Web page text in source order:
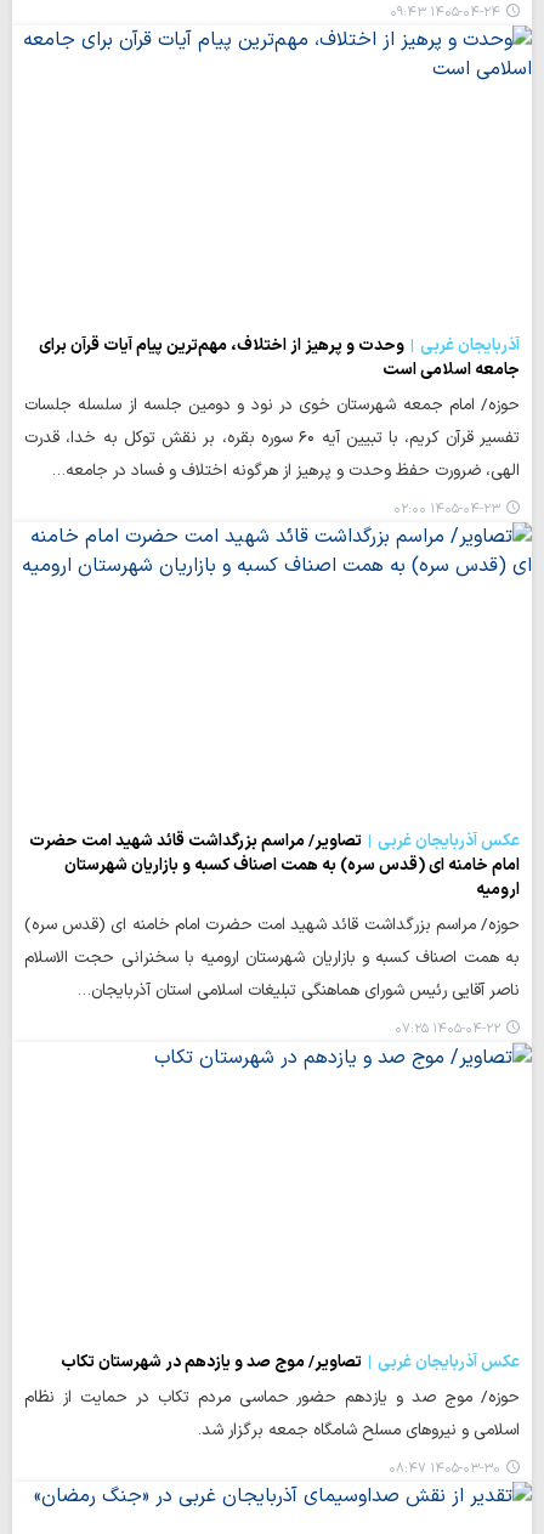
۱۴۰۵-۰۴-۲۴ ۰۹:۴۳
آذربایجان غربی
وحدت و پرهیز از اختلاف، مهم‌ترین پیام آیات قرآن برای
جامعه اسلامی است
حوزه/ امام جمعه شهرستان خوی در نود و دومین جلسه از سلسله جلسات
تفسیر قرآن کریم، با تبیین آیه ۶۰ سوره بقره، بر نقش توکل به خدا، قدرت
الهی، ضرورت حفظ وحدت و پرهیز از هرگونه اختلاف و فساد در جامعه…
۱۴۰۵-۰۴-۲۳ ۰۲:۰۰
عکس آذربایجان غربی
تصاویر/ مراسم بزرگداشت قائد شهید امت حضرت
امام خامنه ای (قدس سره) به همت اصناف کسبه و بازاریان شهرستان
ارومیه
حوزه/ مراسم بزرگداشت قائد شهید امت حضرت امام خامنه ای (قدس سره)
به همت اصناف کسبه و بازاریان شهرستان ارومیه با سخنرانی حجت الاسلام
ناصر آقایی رئیس شورای هماهنگی تبلیغات اسلامی استان آذربایجان…
۱۴۰۵-۰۴-۲۲ ۰۷:۲۵
عکس آذربایجان غربی
تصاویر/ موج صد و یازدهم در شهرستان تکاب
حوزه/ موج صد و یازدهم حضور حماسی مردم تکاب در حمایت از نظام
اسلامی و نیروهای مسلح شامگاه جمعه برگزار شد.
۱۴۰۵-۰۳-۳۰ ۰۸:۴۷